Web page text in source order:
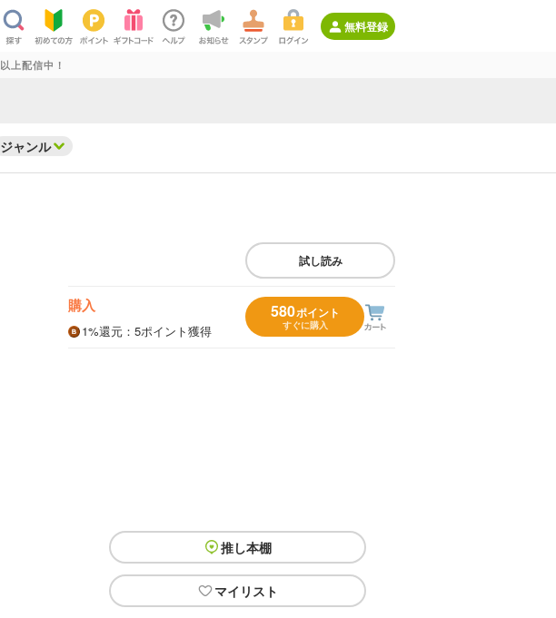
無料登録
以上配信中！
ジャンル
試し読み
購入
1%還元 ：5ポイント獲得
580ポイント
すぐに購入
推し本棚
マイリスト